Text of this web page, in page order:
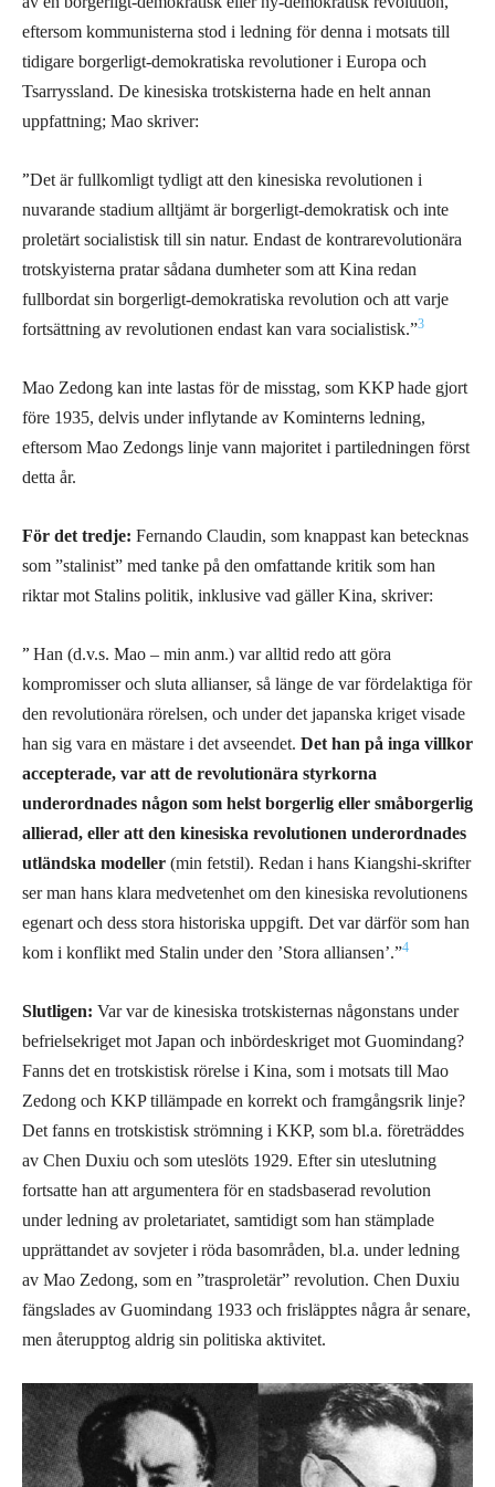
eftersom kommunisterna stod i ledning för denna i motsats till
tidigare borgerligt-demokratiska revolutioner i Europa och
Tsarryssland. De kinesiska trotskisterna hade en helt annan
uppfattning; Mao skriver:
”Det är fullkomligt tydligt att den kinesiska revolutionen i
nuvarande stadium alltjämt är borgerligt-demokratisk och inte
proletärt socialistisk till sin natur. Endast de kontrarevolutionära
trotskyisterna pratar sådana dumheter som att Kina redan
fullbordat sin borgerligt-demokratiska revolution och att varje
fortsättning av revolutionen endast kan vara socialistisk.”3
Mao Zedong kan inte lastas för de misstag, som KKP hade gjort
före 1935, delvis under inflytande av Kominterns ledning,
eftersom Mao Zedongs linje vann majoritet i partiledningen först
detta år.
För det tredje: Fernando Claudin, som knappast kan betecknas
som ”stalinist” med tanke på den omfattande kritik som han
riktar mot Stalins politik, inklusive vad gäller Kina, skriver:
” Han (d.v.s. Mao – min anm.) var alltid redo att göra
kompromisser och sluta allianser, så länge de var fördelaktiga för
den revolutionära rörelsen, och under det japanska kriget visade
han sig vara en mästare i det avseendet. Det han på inga villkor
accepterade, var att de revolutionära styrkorna
underordnades någon som helst borgerlig eller småborgerlig
allierad, eller att den kinesiska revolutionen underordnades
utländska modeller (min fetstil). Redan i hans Kiangshi-skrifter
ser man hans klara medvetenhet om den kinesiska revolutionens
egenart och dess stora historiska uppgift. Det var därför som han
kom i konflikt med Stalin under den ’Stora alliansen’.”4
Slutligen: Var var de kinesiska trotskisternas någonstans under
befrielsekriget mot Japan och inbördeskriget mot Guomindang?
Fanns det en trotskistisk rörelse i Kina, som i motsats till Mao
Zedong och KKP tillämpade en korrekt och framgångsrik linje?
Det fanns en trotskistisk strömning i KKP, som bl.a. företräddes
av Chen Duxiu och som uteslöts 1929. Efter sin uteslutning
fortsatte han att argumentera för en stadsbaserad revolution
under ledning av proletariatet, samtidigt som han stämplade
upprättandet av sovjeter i röda basområden, bl.a. under ledning
av Mao Zedong, som en ”trasproletär” revolution. Chen Duxiu
fängslades av Guomindang 1933 och frisläpptes några år senare,
men återupptog aldrig sin politiska aktivitet.